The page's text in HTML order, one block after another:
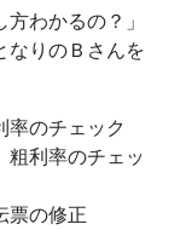
わかるの？」
なりのＢさんを
のチェック
利率のチェッ
票の修正